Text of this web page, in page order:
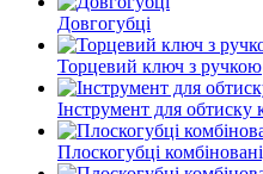
Довгогубці
Торцевий ключ з ручкою
Інструмент для обтиску
Плоскогубці